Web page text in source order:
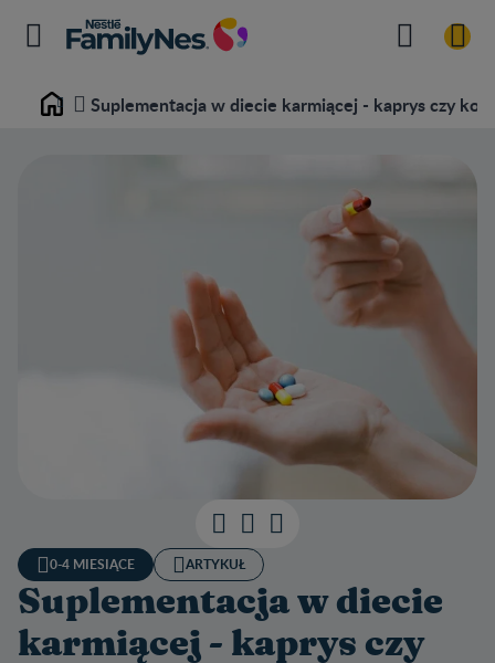
Home Suplementacja w diecie karmiącej - kaprys czy
0-4 MIESIĄCE ARTYKUŁ
Suplementacja w diecie
karmiącej - kaprys czy